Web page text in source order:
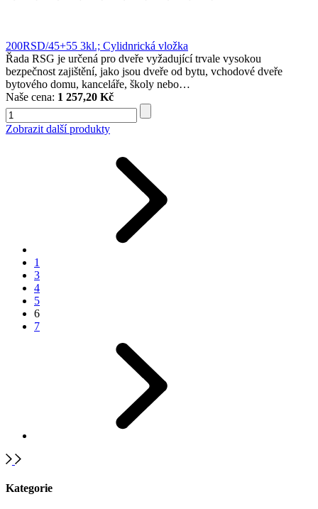
200RSD/45+55 3kl.; Cylidnrická vložka
Řada RSG je určená pro dveře vyžadující trvale vysokou
bezpečnost zajištění, jako jsou dveře od bytu, vchodové dveře
bytového domu, kanceláře, školy nebo…
Naše cena: 1 257,20 Kč
Zobrazit další produkty
1
3
4
5
6
7
Kategorie